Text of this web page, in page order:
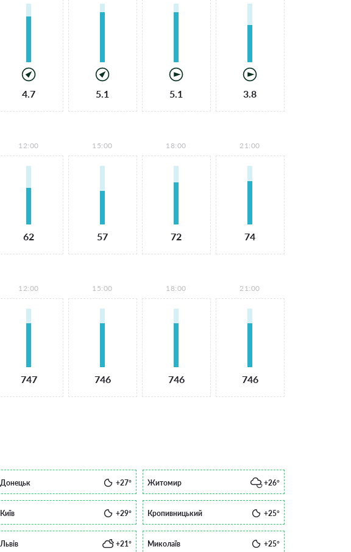
4.7 5.1 5.1 3.8
12:00
62
15:00
57
18:00
72
21:00
74
12:00
747
15:00
746
18:00
746
21:00
746
Донецьк +27° Житомир +26°
Київ +29° Кропивницький +25°
Львів +21° Миколаїв +25°